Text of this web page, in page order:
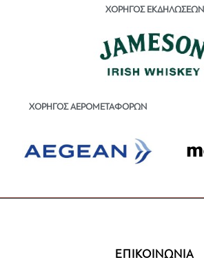
ΧΟΡΗΓΟΣ ΕΚΔΗΛΩΣΕΩΝ
ΧΟΡΗΓΟΣ ΑΕΡΟΜΕΤΑΦΟΡΩΝ
ΕΠΙΚΟΙΝΩΝΙΑ